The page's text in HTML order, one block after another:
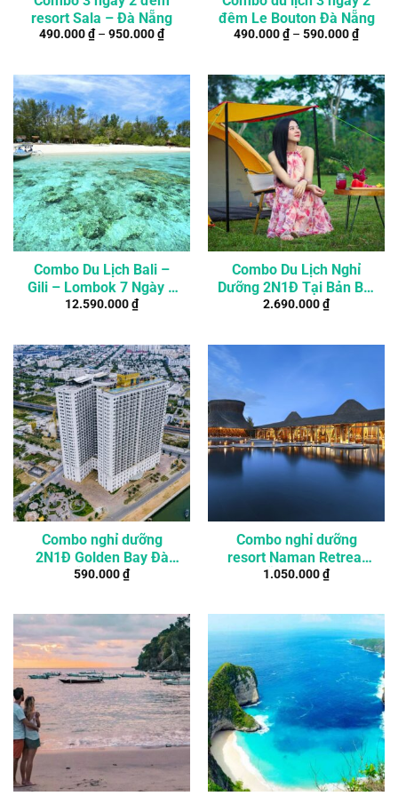
resort Sala – Đà Nẵng
490.000₫– 950.000₫
đêm Le Bouton Đà Nẵng
490.000₫– 590.000₫
Combo Du Lịch Bali –
Gili – Lombok 7 Ngày 6
Đêm
12.590.000₫
Combo Du Lịch Nghỉ
Dưỡng 2N1Đ Tại Bản Ba,
Tuyên Quang
2.690.000₫
Combo nghỉ dưỡng
2N1Đ Golden Bay Đà
Nẵng giá rẻ
590.000₫
Combo nghỉ dưỡng
resort Naman Retreat
Đà Nẵng giá ưu đãi
1.050.000₫